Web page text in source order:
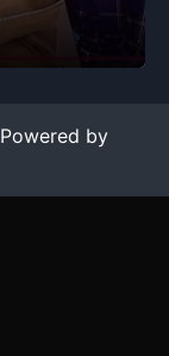
Powered by